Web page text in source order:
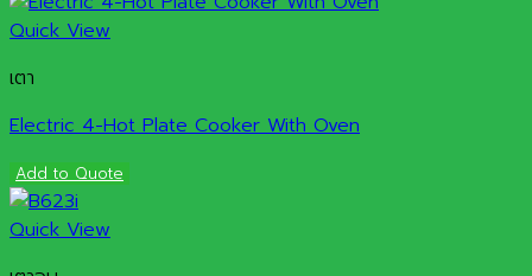
Quick View
เตา
Electric 4-Hot Plate Cooker With Oven
Add to Quote
Quick View